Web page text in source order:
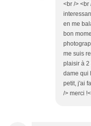
<br />
en me
bon
me suis
plaisir à 2
dame qui
petit, j'ai
/> merci